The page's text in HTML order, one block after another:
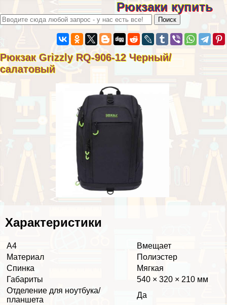
Рюкзаки купить
Рюкзак Grizzly RQ-906-12 Черный/
салатовый
Хаpaктеристики
А4
Вмещает
Материал
Полиэстер
Спинка
Мягкая
Габариты
540 × 320 × 210 мм
Отделение для ноутбука/
планшета
Да